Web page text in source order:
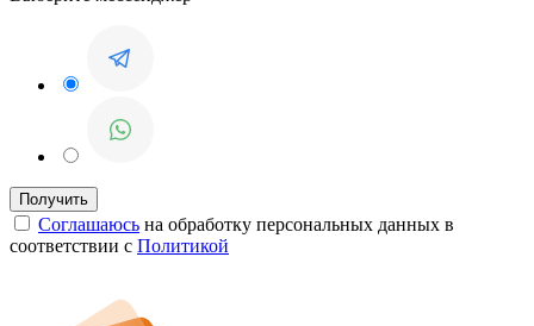
Соглашаюсь на обработку персональных данных в
соответствии с Политикой